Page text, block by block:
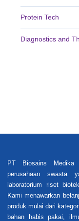
Protein Tech
Diagnostics and
PT Biosains Medika
perusahaan swasta
laboratorium riset
Kami menawarkan
produk mulai dari
bahan habis pakai,